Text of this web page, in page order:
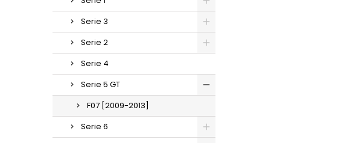
Serie 3
Serie 2
Serie 4
Serie 5 GT
F07 [2009-2013]
Serie 6